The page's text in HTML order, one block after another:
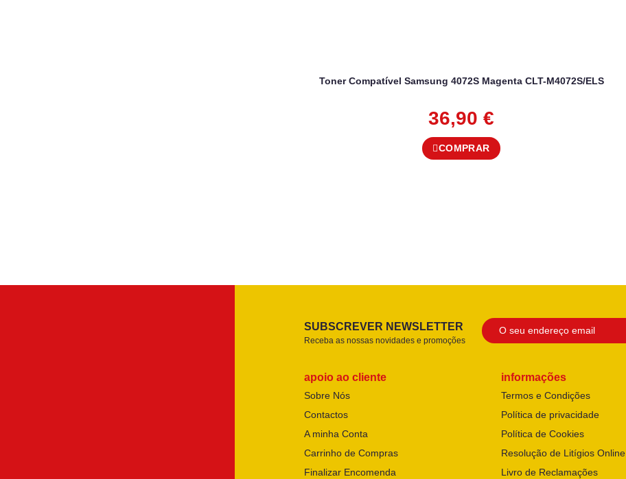
Toner Compatível Samsung 4072S Magenta CLT-M4072S/ELS
36,90 €
COMPRAR
SUBSCREVER NEWSLETTER
Receba as nossas novidades e promoções
apoio ao cliente
Sobre Nós
Contactos
A minha Conta
Carrinho de Compras
Finalizar Encomenda
informações
Termos e Condições
Política de privacidade
Política de Cookies
Resolução de Litígios Online
Livro de Reclamações